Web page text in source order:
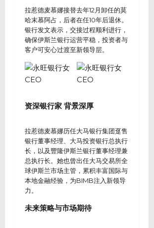
拉惹德麦慕娜接替去年12月卸任的莫
哈末慕阿占，后者在任10年后退休。
银行发文表示，交接过程顺利进行，
确保伊斯兰银行运营平稳，投资者与
客户可安心过渡至新领导层。
资深银行家 背景深厚
拉惹德麦慕娜历任大马银行集团趸售
银行董事经理、大马投资银行总执行
长，以及豐隆伊斯兰银行董事经理兼
总执行长。她也曾出任大马交易所全
球伊斯兰市场主管，累积丰富国际与
本地金融经验，为BIMB注入新领导
力。
未来策略与市场期待